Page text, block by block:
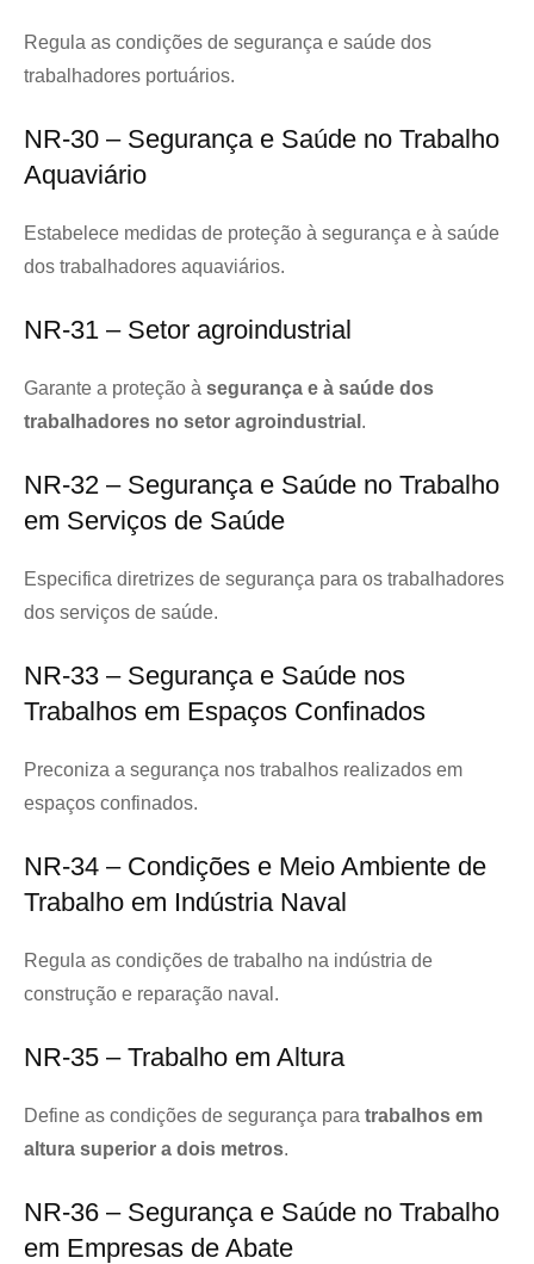
Regula as condições de segurança e saúde dos
trabalhadores portuários.
NR-30 – Segurança e Saúde no Trabalho
Aquaviário
Estabelece medidas de proteção à segurança e à saúde
dos trabalhadores aquaviários.
NR-31 – Setor agroindustrial
Garante a proteção à segurança e à saúde dos
trabalhadores no setor agroindustrial .
NR-32 – Segurança e Saúde no Trabalho
em Serviços de Saúde
Especifica diretrizes de segurança para os trabalhadores
dos serviços de saúde.
NR-33 – Segurança e Saúde nos
Trabalhos em Espaços Confinados
Preconiza a segurança nos trabalhos realizados em
espaços confinados.
NR-34 – Condições e Meio Ambiente de
Trabalho em Indústria Naval
Regula as condições de trabalho na indústria de
construção e reparação naval.
NR-35 – Trabalho em Altura
Define as condições de segurança para trabalhos em
altura superior a dois metros.
NR-36 – Segurança e Saúde no Trabalho
em Empresas de Abate